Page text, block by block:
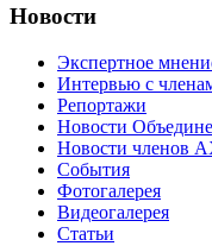
Новости
Экспертное
Интервью с
Репортажи
Новости
Новости членов
События
Фотогалерея
Видеогалерея
Статьи